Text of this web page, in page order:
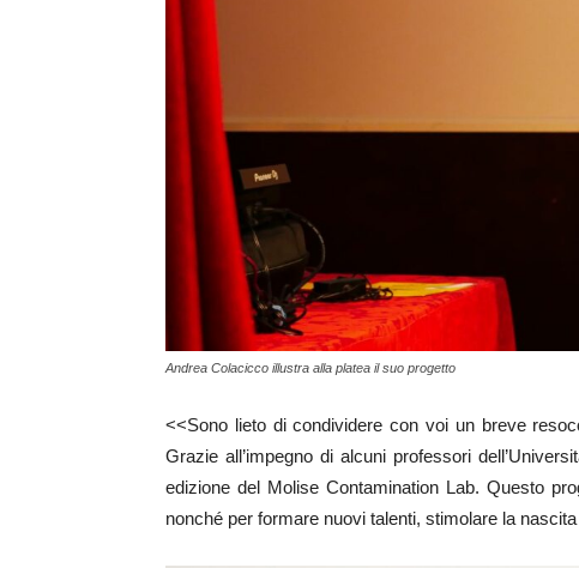
Andrea Colacicco illustra alla platea il suo progetto
<<Sono lieto di condividere con voi un breve
Grazie all’impegno di alcuni professori
edizione del Molise Contamination Lab. Questo
nonché per formare nuovi talenti, stimolare la